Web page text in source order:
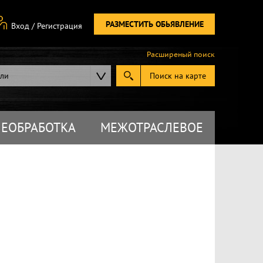
РАЗМЕСТИТЬ ОБЬЯВЛЕНИЕ
Вход / Регистрация
Поиск на карте
Расширеный поиск
МЕЖОТРАСЛЕВОЕ